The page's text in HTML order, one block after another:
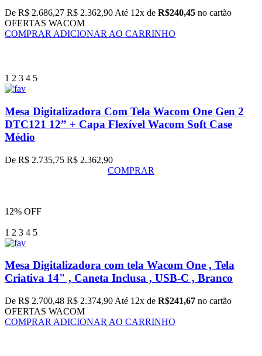
De R$ 2.686,27 R$ 2.362,90 Até 12x de R$240,45 no cartão
OFERTAS WACOM
COMPRAR ADICIONAR AO CARRINHO
1 2 3 4 5
Mesa Digitalizadora Com Tela Wacom One Gen 2
DTC121 12” + Capa Flexível Wacom Soft Case
Médio
De R$ 2.735,75 R$ 2.362,90
COMPRAR
12% OFF
1 2 3 4 5
Mesa Digitalizadora com tela Wacom One , Tela
Criativa 14" , Caneta Inclusa , USB-C , Branco
De R$ 2.700,48 R$ 2.374,90 Até 12x de R$241,67 no cartão
OFERTAS WACOM
COMPRAR ADICIONAR AO CARRINHO